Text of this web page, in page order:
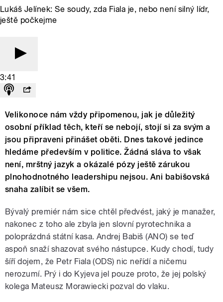
Lukáš Jelínek: Se soudy, zda Fiala je, nebo není silný lídr,
ještě počkejme
3:41
Velikonoce nám vždy připomenou, jak je důležitý
osobní příklad těch, kteří se nebojí, stojí si za svým a
jsou připraveni přinášet oběti. Dnes takové jedince
hledáme především v politice. Žádná sláva to však
není, mrštný jazyk a okázalé pózy ještě zárukou
plnohodnotného leadershipu nejsou. Ani babišovská
snaha zalíbit se všem.
Bývalý premiér nám sice chtěl předvést, jaký je manažer,
nakonec z toho ale zbyla jen slovní pyrotechnika a
poloprázdná státní kasa. Andrej Babiš (ANO) se teď
aspoň snaží shazovat svého nástupce. Kudy chodí, tudy
šíří dojem, že Petr Fiala (ODS) nic neřídí a ničemu
nerozumí. Prý i do Kyjeva jel pouze proto, že jej polský
kolega Mateusz Morawiecki pozval do vlaku.